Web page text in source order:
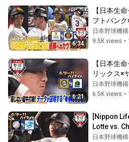
6:34
【日本生
フトバン
タで深読
日本野球機
9.5K views •
6:21
【日本生
リックス×
ータで深
日本野球機
6.5K views •
[Nippon
Lotte vs.
Depth
日本野球機